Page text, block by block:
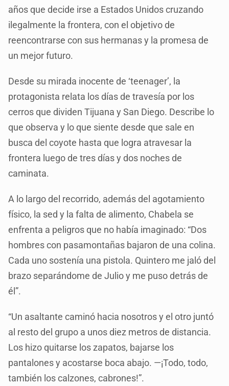
años que decide irse a Estados Unidos cruzando
ilegalmente la frontera, con el objetivo de
reencontrarse con sus hermanas y la promesa de
un mejor futuro.
Desde su mirada inocente de ‘teenager’, la
protagonista relata los días de travesía por los
cerros que dividen Tijuana y San Diego. Describe lo
que observa y lo que siente desde que sale en
busca del coyote hasta que logra atravesar la
frontera luego de tres días y dos noches de
caminata.
A lo largo del recorrido, además del agotamiento
físico, la sed y la falta de alimento, Chabela se
enfrenta a peligros que no había imaginado: “Dos
hombres con pasamontañas bajaron de una colina.
Cada uno sostenía una pistola. Quintero me jaló del
brazo separándome de Julio y me puso detrás de
él”.
“Un asaltante caminó hacia nosotros y el otro juntó
al resto del grupo a unos diez metros de distancia.
Los hizo quitarse los zapatos, bajarse los
pantalones y acostarse boca abajo. —¡Todo, todo,
también los calzones, cabrones!”.